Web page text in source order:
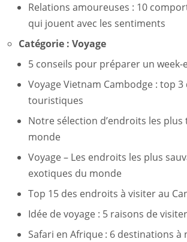
Relations amoureuses : 10
qui jouent avec les sentiments
Catégorie : Voyage
5 conseils pour préparer un week-
Voyage Vietnam Cambodge : top 3
touristiques
Notre sélection d’endroits les
monde
Voyage – Les endroits les plus
exotiques du monde
Top 15 des endroits à visiter au
Idée de voyage : 5 raisons de
Safari en Afrique : 6 destinations à